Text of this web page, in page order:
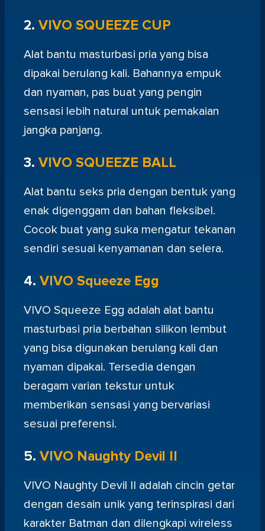
2. VIVO SQUEEZE CUP
Alat bantu masturbasi pria yang bisa
dipakai berulang kali. Bahannya empuk
dan nyaman, pas buat yang pengin
sensasi lebih natural untuk pemakaian
jangka panjang.
3. VIVO SQUEEZE BALL
Alat bantu seks pria dengan bentuk yang
enak digenggam dan bahan fleksibel.
Cocok buat yang suka mengatur tekanan
sendiri sesuai kenyamanan dan selera.
4. VIVO Squeeze Egg
VIVO Squeeze Egg adalah alat bantu
masturbasi pria berbahan silikon lembut
yang bisa digunakan berulang kali dan
nyaman dipakai. Tersedia dengan
beragam varian tekstur untuk
memberikan sensasi yang bervariasi
sesuai preferensi.
5. VIVO Naughty Devil II
VIVO Naughty Devil II adalah cincin getar
dengan desain unik yang terinspirasi dari
karakter Batman dan dilengkapi wireless